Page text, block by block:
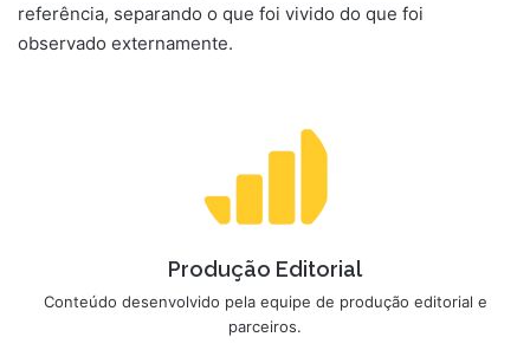
referência, separando o que foi vivido do que foi
observado externamente.
Produção Editorial
Conteúdo desenvolvido pela equipe de produção editorial e
parceiros.